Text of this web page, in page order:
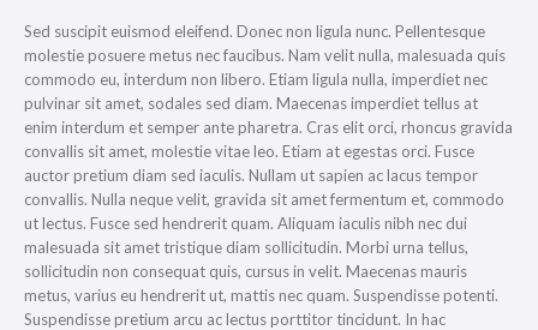
Sed suscipit euismod eleifend. Donec non ligula nunc. Pellentesque
molestie posuere metus nec faucibus. Nam velit nulla, malesuada quis
commodo eu, interdum non libero. Etiam ligula nulla, imperdiet nec
pulvinar sit amet, sodales sed diam. Maecenas imperdiet tellus at
enim interdum et semper ante pharetra. Cras elit orci, rhoncus gravida
convallis sit amet, molestie vitae leo. Etiam at egestas orci. Fusce
auctor pretium diam sed iaculis. Nullam ut sapien ac lacus tempor
convallis. Nulla neque velit, gravida sit amet fermentum et, commodo
ut lectus. Fusce sed hendrerit quam. Aliquam iaculis nibh nec dui
malesuada sit amet tristique diam sollicitudin. Morbi urna tellus,
sollicitudin non consequat quis, cursus in velit. Maecenas mauris
metus, varius eu hendrerit ut, mattis nec quam. Suspendisse potenti.
Suspendisse pretium arcu ac lectus porttitor tincidunt. In hac